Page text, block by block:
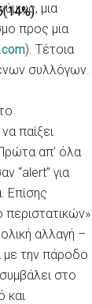
μια
προς μια
). Τέτοια
συλλόγων.
παίξει
απ’ όλα
“alert” για
Επίσης
περιστατικών»
αλλαγή –
με την πάροδο
στο
και